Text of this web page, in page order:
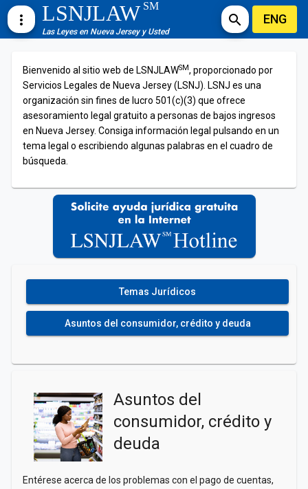
more_vert LSNJLAWSM
Las Leyes en Nueva Jersey y Usted
search ENG
Bienvenido al sitio web de LSNJLAWSM, proporcionado por
Servicios Legales de Nueva Jersey (LSNJ). LSNJ es una
organización sin fines de lucro 501(c)(3) que ofrece
asesoramiento legal gratuito a personas de bajos ingresos
en Nueva Jersey. Consiga información legal pulsando en un
tema legal o escribiendo algunas palabras en el cuadro de
búsqueda.
Temas Jurídicos
Asuntos del consumidor, crédito y deuda
Asuntos del
consumidor, crédito y
deuda
Entérese acerca de los problemas con el pago de cuentas,